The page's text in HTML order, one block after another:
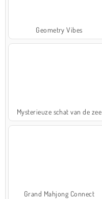
Geometry Vibes
Mysterieuze schat van de zee
Grand Mahjong Connect